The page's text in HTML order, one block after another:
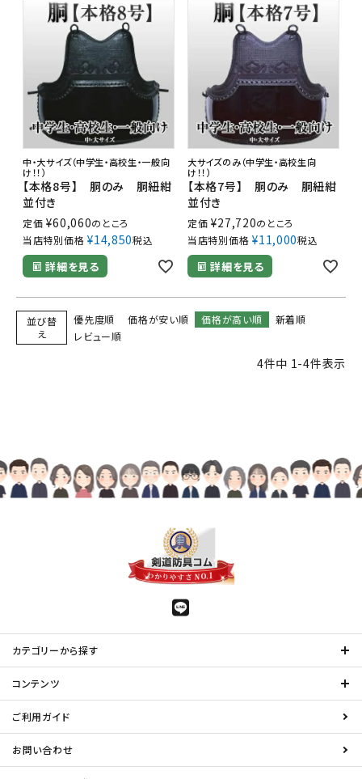
中・大サイズ（中学生・高校生・一般向
け！！）
【本格8号】 胴のみ 胴紐紺
並付き
定価 ¥60,060のところ
当店特別価格 ¥14,850税込
詳細を見る
大サイズのみ（中学生・高校生向
け！！）
【本格7号】 胴のみ 胴紐紺
並付き
定価 ¥27,720のところ
当店特別価格 ¥11,000税込
詳細を見る
並び替
え
優先度順 価格が安い順 価格が高い順
新着順
レビュー順
4件中 1-4件表示
カテゴリーから探す
コンテンツ
ご利用ガイド
お問い合わせ